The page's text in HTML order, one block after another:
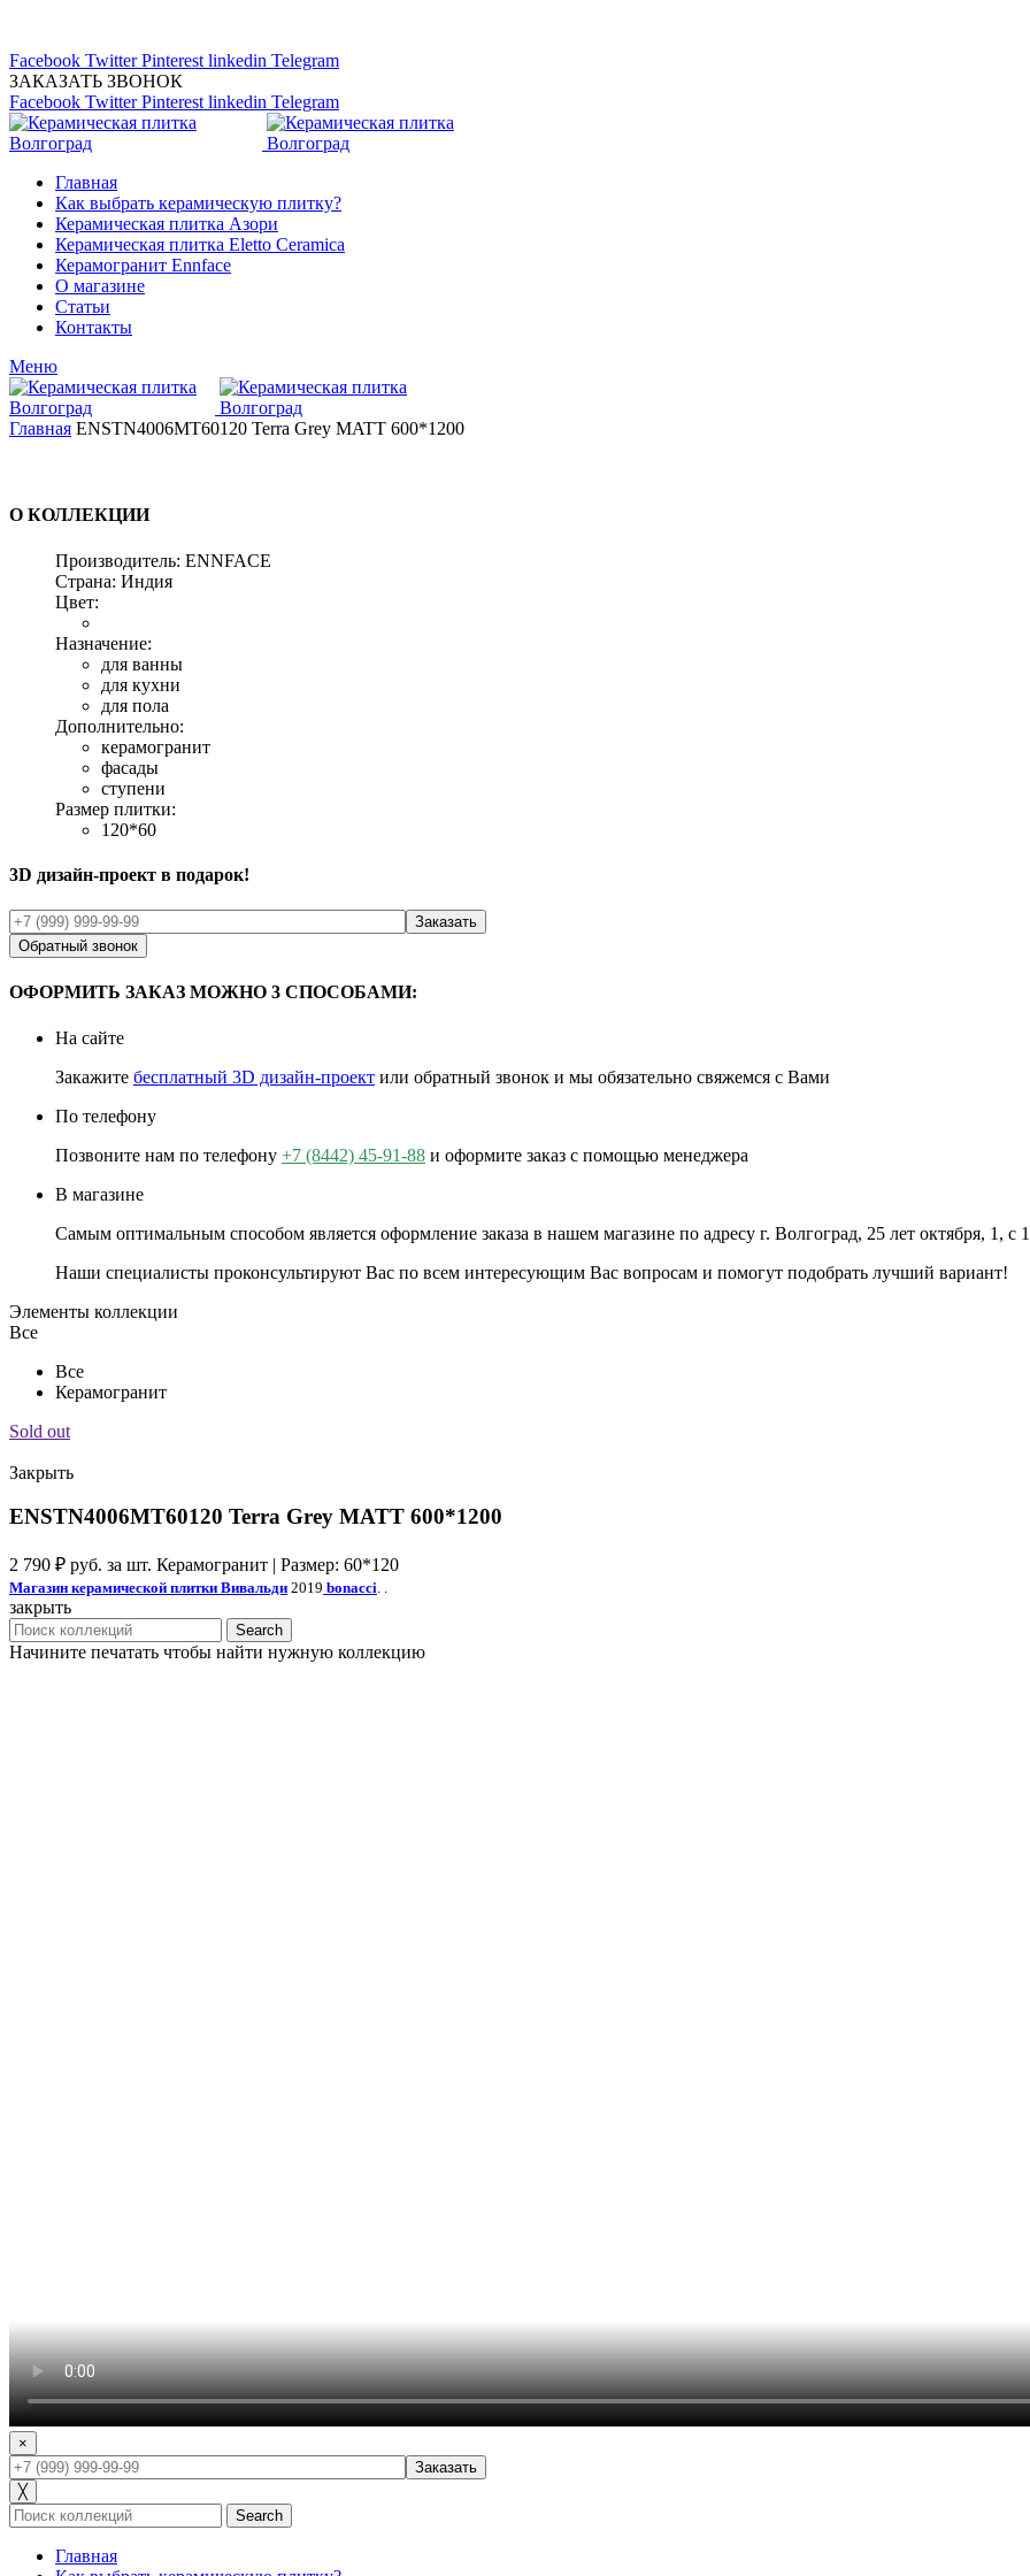
Facebook Twitter Pinterest linkedin Telegram
ЗАКАЗАТЬ ЗВОНОК
Facebook Twitter Pinterest linkedin Telegram
Главная
Как выбрать керамическую плитку?
Керамическая плитка Азори
Керамическая плитка Eletto Ceramica
Керамогранит Ennface
О магазине
Статьи
Контакты
Меню
Главная ENSTN4006MT60120 Terra Grey MATT 600*1200
О КОЛЛЕКЦИИ
Производитель: ENNFACE
Страна: Индия
Цвет:
Назначение:
для ванны
для кухни
для пола
Дополнительно:
керамогранит
фасады
ступени
Размер плитки:
120*60
3D дизайн-проект в подарок!
Обратный звонок
ОФОРМИТЬ ЗАКАЗ МОЖНО 3 СПОСОБАМИ:
На сайте
Закажите бесплатный 3D дизайн-проект или обратный звонок и мы обязательно свяжемся с Вами
По телефону
Позвоните нам по телефону +7 (8442) 45-91-88 и оформите заказ с помощью менеджера
В магазине
Самым оптимальным способом является оформление заказа в нашем магазине по адресу г. Волгоград, 25 лет октября, 1, с
Наши специалисты проконсультируют Вас по всем интересующим Вас вопросам и помогут подобрать лучший вариант!
Элементы коллекции
Все
Все
Керамогранит
Sold out
Закрыть
ENSTN4006MT60120 Terra Grey MATT 600*1200
2 790 ₽ руб. за шт. Керамогранит | Размер: 60*120
Магазин керамической плитки Вивальди 2019 bonacci. .
закрыть
Search
Начините печатать чтобы найти нужную коллекцию
×
╳
Search
Главная